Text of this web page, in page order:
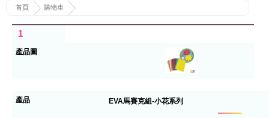
首頁 購物車
1
EVA馬賽克組-小花系列